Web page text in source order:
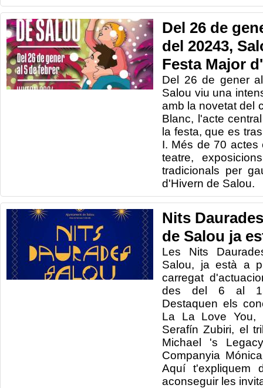
Del 26 de
del 20243,
Festa Major
Del 26 de gener
Salou viu una
amb la novetat del
Blanc, l'acte
la festa, que es
I. Més de 70 actes
teatre,
tradicionals per
d'Hivern de Salou.
Nits
de Salou ja
Les Nits
Salou, ja està a
carregat
des del 6 al
Destaquen els
La La Love You,
Serafín Zubiri, el
Michael 's
Companyia
Aquí t'expliquem
aconseguir les